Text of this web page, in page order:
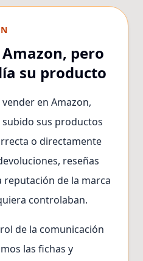
pero
su producto
en Amazon,
sus productos
o directamente
reseñas
reputación de la marca
controlaban.
de la comunicación
las fichas y